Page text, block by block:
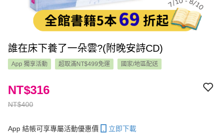
誰在床下養了一朵雲?(附晚安詩CD)
App 獨享活動 超取滿NT$499免運 國家/地區配送
NT$400
NT$316
App 結帳可享專屬活動優惠價 立即下載